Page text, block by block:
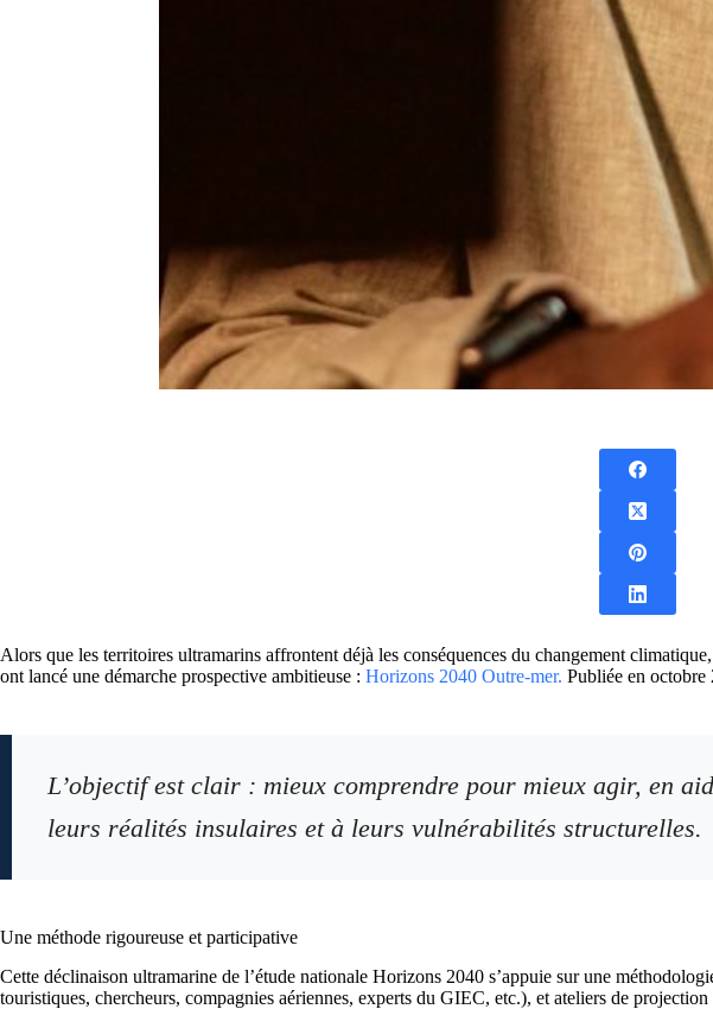
Alors que les territoires ultramarins affrontent déjà les conséquences du changement
ont lancé une démarche prospective ambitieuse : Horizons 2040 Outre-mer. Publiée en octobre
L’objectif est clair : mieux comprendre pour mieux agir, en
leurs réalités insulaires et à leurs vulnérabilités structurelles.
Une méthode rigoureuse et participative
Cette déclinaison ultramarine de l’étude nationale Horizons 2040 s’appuie sur une
touristiques, chercheurs, compagnies aériennes, experts du GIEC, etc.), et ateliers de